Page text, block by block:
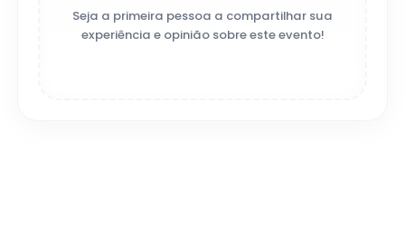
Seja a primeira pessoa a compartilhar sua
experiência e opinião sobre este evento!